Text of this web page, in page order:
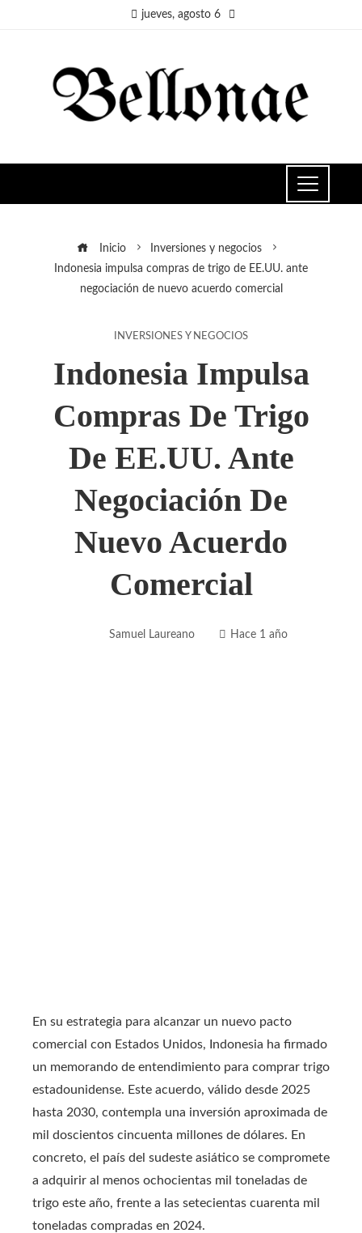
jueves, agosto 6
Inicio
Inversiones y negocios
Indonesia impulsa compras de trigo de EE.UU. ante
negociación de nuevo acuerdo comercial
INVERSIONES Y NEGOCIOS
Indonesia Impulsa
Compras De Trigo
De EE.UU. Ante
Negociación De
Nuevo Acuerdo
Comercial
Samuel Laureano Hace 1 año
En su estrategia para alcanzar un nuevo pacto
comercial con Estados Unidos, Indonesia ha firmado
un memorando de entendimiento para comprar trigo
estadounidense. Este acuerdo, válido desde 2025
hasta 2030, contempla una inversión aproximada de
mil doscientos cincuenta millones de dólares. En
concreto, el país del sudeste asiático se compromete
a adquirir al menos ochocientas mil toneladas de
trigo este año, frente a las setecientas cuarenta mil
toneladas compradas en 2024.